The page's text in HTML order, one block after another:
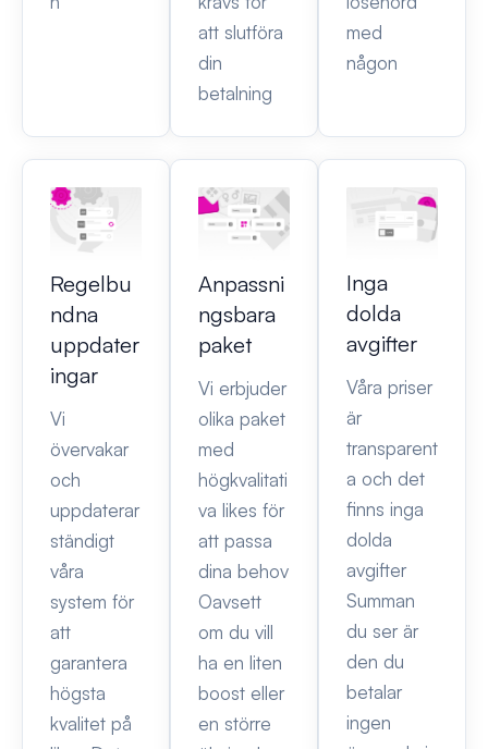
att slutföra
din
betalning
med
någon
Regelbu
ndna
uppdater
ingar
Vi
övervakar
och
uppdaterar
ständigt
våra
system för
att
garantera
högsta
kvalitet på
Anpassni
ngsbara
paket
Vi erbjuder
olika paket
med
högkvalitati
va likes för
att passa
dina behov
Oavsett
om du vill
ha en liten
boost eller
en större
Inga
dolda
avgifter
Våra priser
är
transparent
a och det
finns inga
dolda
avgifter
Summan
du ser är
den du
betalar
ingen